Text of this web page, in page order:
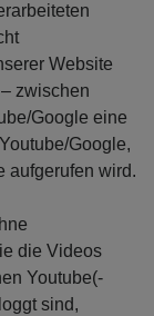
Website
zwischen
Google eine
Google,
aufgerufen wird.
die Videos
Youtube(-
sind,